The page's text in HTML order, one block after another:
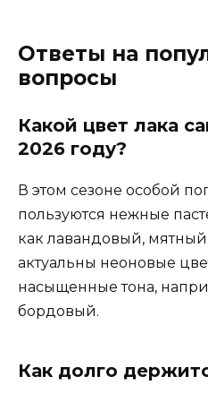
Ответы на
вопросы
Какой цвет лака
2026 году?
В этом сезоне особой
пользуются нежные
как лавандовый,
актуальны неоновые
насыщенные тона,
бордовый.
Как долго